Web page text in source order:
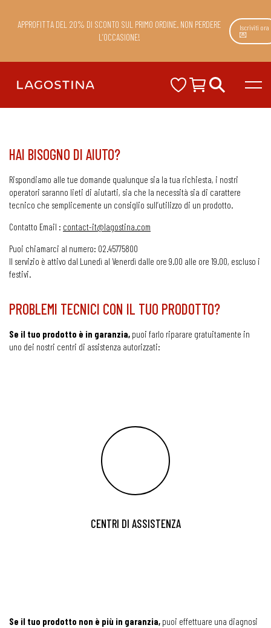
APPROFITTA DEL 20% DI SCONTO SUL PRIMO ORDINE. NON PERDERE
L’OCCASIONE!
Iscriviti ora
💌
HAI BISOGNO DI AIUTO?
Rispondiamo alle tue domande qualunque sia la tua richiesta, i nostri
operatori saranno lieti di aiutarti, sia che la necessità sia di carattere
tecnico che semplicemente un consiglio sull’utilizzo di un prodotto.
Contatto Email : contact-it@lagostina.com
Puoi chiamarci al numero: 02.45775800
Il servizio è attivo dal Lunedì al Venerdì dalle ore 9.00 alle ore 19.00, escluso i
festivi.
PROBLEMI TECNICI CON IL TUO PRODOTTO?
Se il tuo prodotto è in garanzia, puoi farlo riparare gratuitamente in
uno dei nostri centri di assistenza autorizzati:
CENTRI DI ASSISTENZA
Se il tuo prodotto non è più in garanzia, puoi effettuare una diagnosi